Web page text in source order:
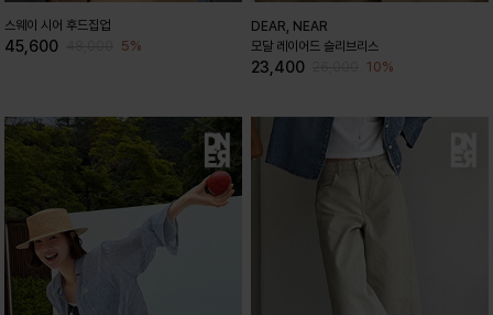
스웨이 시어 후드집업
45,600 5%
DEAR, NEAR
모달 레이어드 슬리브리스
23,400 10%